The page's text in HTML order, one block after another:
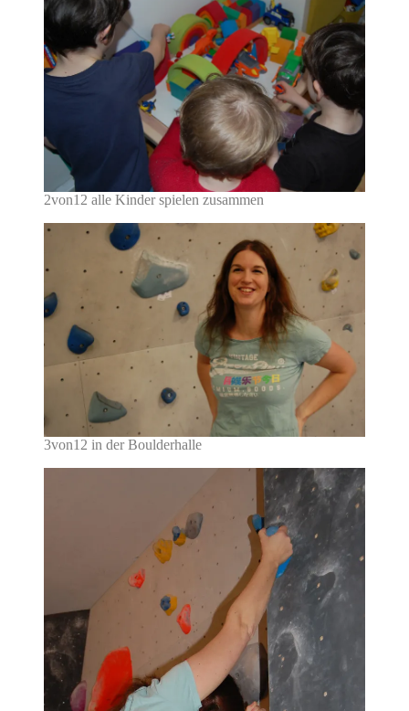
2von12 alle Kinder spielen zusammen
3von12 in der Boulderhalle